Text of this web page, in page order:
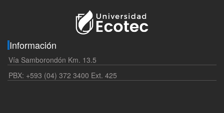
Información
Vía Samborondón Km. 13.5
PBX: +593 (04) 372 3400 Ext. 425